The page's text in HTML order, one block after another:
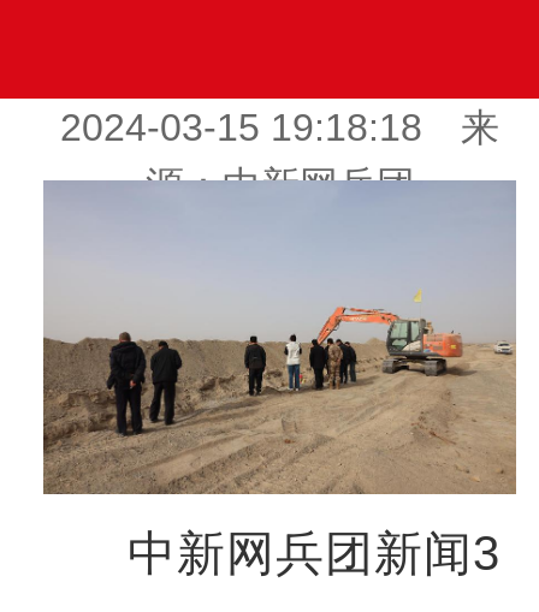
2024-03-15 19:18:18 来
源：中新网兵团
中新网兵团新闻3